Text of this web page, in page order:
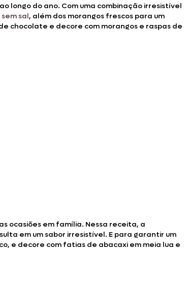
longo do ano. Com uma combinação irresistível
sal, além dos morangos frescos para um
chocolate e decore com morangos e raspas de
ocasiões em família. Nessa receita, a
em um sabor irresistível. E para garantir um
e decore com fatias de abacaxi em meia lua e